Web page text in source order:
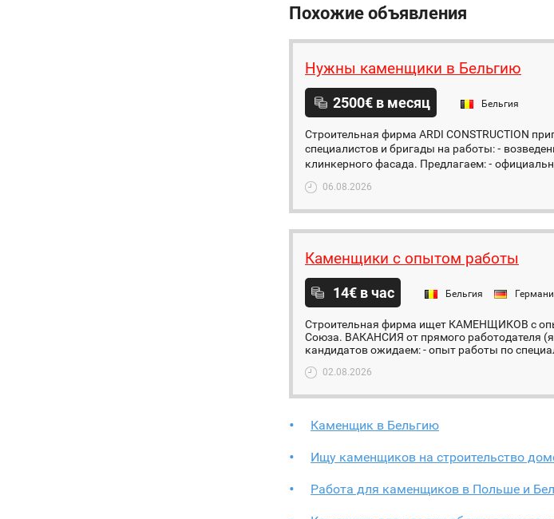
Похожие объявления
Нужны каменщики в Бельгию
2500€ в месяц Бельгия
Строительная фирма ARDI CONSTRUCTION
специалистов и бригады на работы: ⁃
клинкерного фасада. Предлагаем: ⁃
06.08.2026
Каменщики с опытом работы
14€ в час Бельгия
Строительная фирма ищет КАМЕНЩИКОВ с
Союза. ВАКАНСИЯ от прямого работодателя
кандидатов ожидаем: - опыт работы по
02.08.2026
Каменщик в Бельгию
Ищу каменщиков на строительство
Работа для каменщиков в Польше и